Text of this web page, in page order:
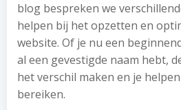
blog bespreken we
helpen bij het opzetten en
website. Of je nu een
al een gevestigde naam hebt,
het verschil maken en je
bereiken.